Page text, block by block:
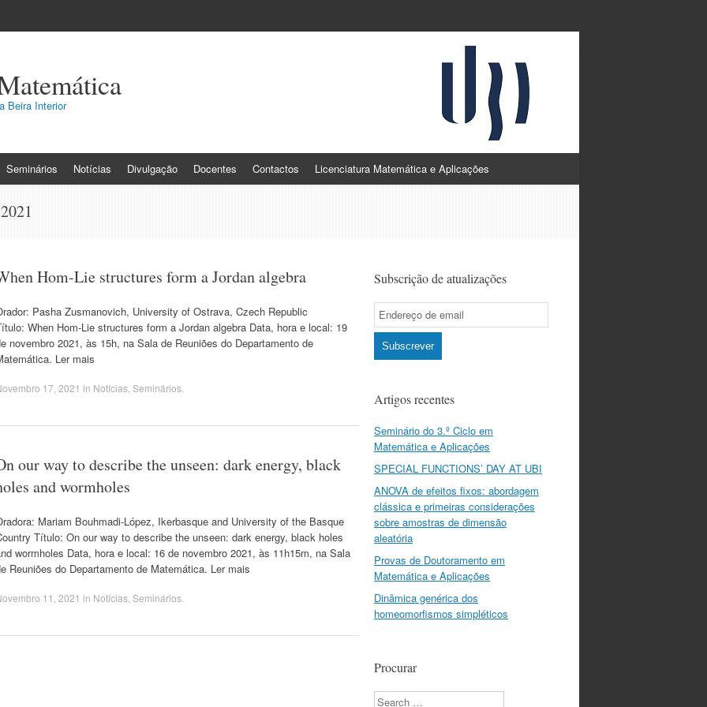
Beira Interior
Seminários Notícias Divulgação Docentes Contactos Licenciatura Matemática e Aplicações
Hom-Lie structures form a Jordan algebra
Pasha Zusmanovich, University of Ostrava, Czech Republic
When Hom-Lie structures form a Jordan algebra Data, hora e local: 19
novembro 2021, às 15h, na Sala de Reuniões do Departamento de
Ler mais
17, 2021 in Notícias Seminários
our way to describe the unseen: dark energy, black
and wormholes
Mariam Bouhmadi-López, Ikerbasque and University of the Basque
Título: On our way to describe the unseen: dark energy, black holes
wormholes Data, hora e local: 16 de novembro 2021, às 11h15m, na Sala
Reuniões do Departamento de Matemática. Ler mais
11, 2021 in Notícias Seminários
Subscrição de atualizações
Email
Subscription
Subscrever
Artigos recentes
Seminário do 3.º Ciclo em
Matemática e Aplicações
SPECIAL FUNCTIONS’ DAY AT UBI
ANOVA de efeitos fixos: abordagem
clássica e primeiras considerações
sobre amostras de dimensão
aleatória
Provas de Doutoramento em
Matemática e Aplicações
Dinâmica genérica dos
homeomorfismos simpléticos
Procurar
Search